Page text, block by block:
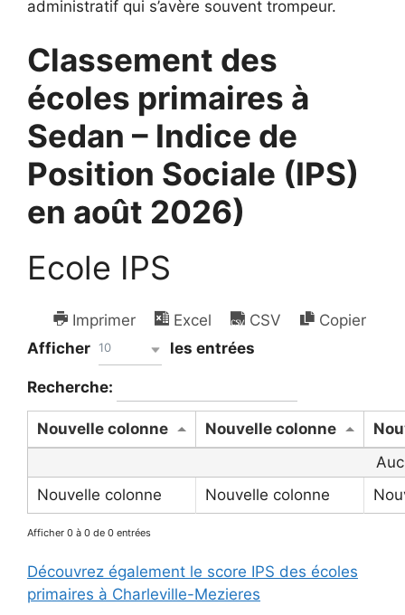
administratif qui s’avère souvent trompeur.
Classement des
écoles primaires à
Sedan – Indice de
Position Sociale (IPS)
en août 2026)
Ecole IPS
Imprimer Excel CSV
Copier
Afficher 10 les entrées
Recherche:
Nouvelle colonne Nouvelle colonne
Nouvelle colonne
Nouvelle colonne
Afficher 0 à 0 de 0 entrées
Découvrez également le score IPS des écoles
primaires à Charleville-Mezieres